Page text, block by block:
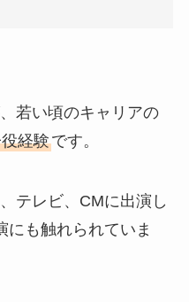
若い頃のキャリアの
経験です。
テレビ、CMに出演し
にも触れられていま